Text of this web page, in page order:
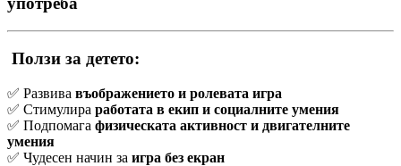
Ползи за детето:
✅ Развива въображението и ролевата игра
✅ Стимулира работата в екип и социалните умения
✅ Подпомага физическата активност и двигателните
умения
✅ Чудесен начин за игра без екран